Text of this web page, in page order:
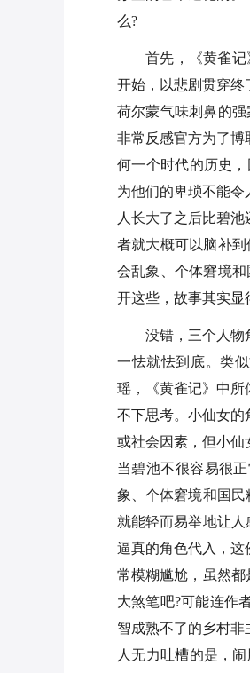
么?
首先，《黄雀
开始，以悲剧贯穿
荷尔蒙气味刺鼻的
非常反感官方为了
何一个时代的历史
为他们的卑琐不能
人长大了之后比碧
者就大概可以脑补
会乱象、个体窘境
开这些，故事其实显
没错，三个人物
一怯就怯到底。类
瑶，《黄雀记》中
不下思考。小仙女
或社会因素，但小
当碧池不很容易很
象、个体窘境和国
就能轻而易举地让
逼真的角色代入，
常模糊尴尬，虽然
大煞笔吧?可能连作
智成熟不了的乡村
人无力吐槽的是，